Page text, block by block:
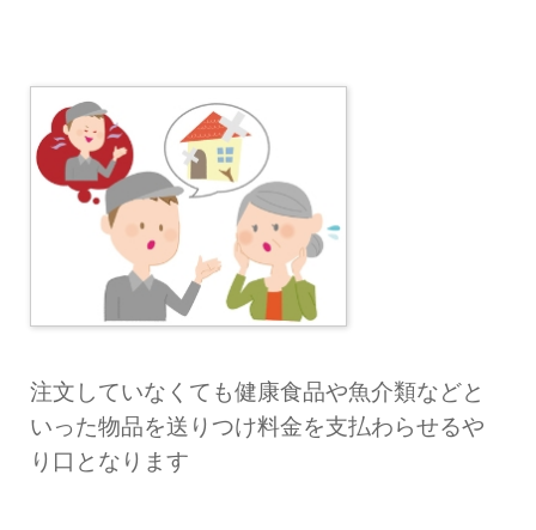
注文していなくても健康食品や魚介類などと
いった物品を送りつけ料金を支払わらせるや
り口となります